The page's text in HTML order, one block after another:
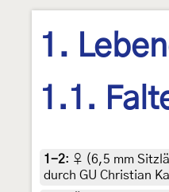
1.
1.1.
1-2: ♀ (6,5 mm
durch GU Christian